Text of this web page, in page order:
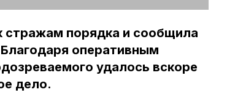
стражам порядка и сообщила
оперативным
удалось вскоре
дело.